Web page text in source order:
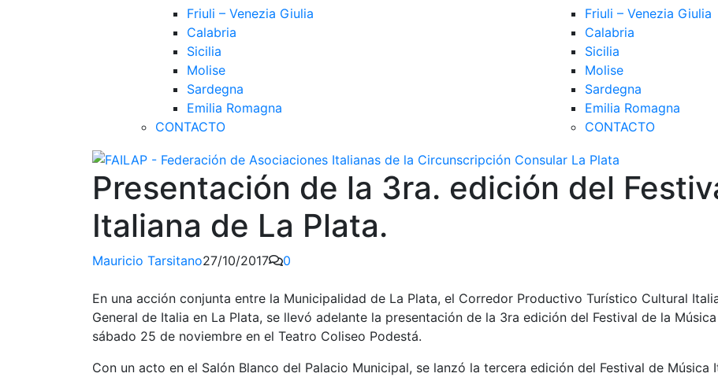
Friuli – Venezia Giulia
Calabria
Sicilia
Molise
Sardegna
Emilia Romagna
CONTACTO
Friuli – Venezia Giulia
Calabria
Sicilia
Molise
Sardegna
Emilia Romagna
CONTACTO
Presentación de la 3ra. edición del
Italiana de La Plata.
Mauricio Tarsitano27/10/2017 0
En una acción conjunta entre la Municipalidad de La Plata, el Corredor Productivo Turístico Cultural
General de Italia en La Plata, se llevó adelante la presentación de la 3ra edición del Festival de la
sábado 25 de noviembre en el Teatro Coliseo Podestá.
Con un acto en el Salón Blanco del Palacio Municipal, se lanzó la tercera edición del Festival de Música